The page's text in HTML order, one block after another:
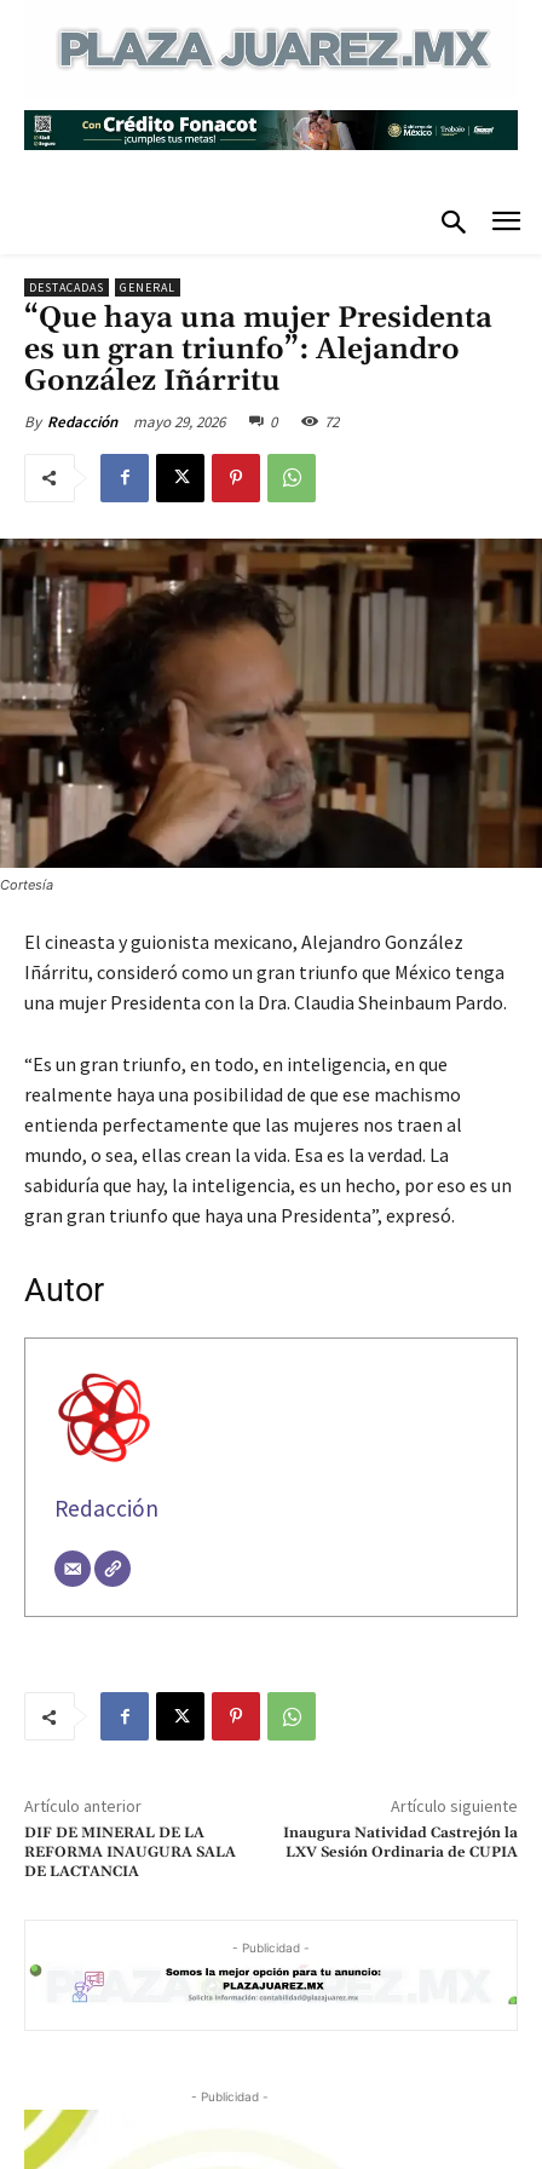
DESTACADAS GENERAL
“Que haya una mujer Presidenta
es un gran triunfo”: Alejandro
González Iñárritu
By Redacción mayo 29, 2026 0 72
Cortesía
El cineasta y guionista mexicano, Alejandro González
Iñárritu, consideró como un gran triunfo que México tenga
una mujer Presidenta con la Dra. Claudia Sheinbaum Pardo.
“Es un gran triunfo, en todo, en inteligencia, en que
realmente haya una posibilidad de que ese machismo
entienda perfectamente que las mujeres nos traen al
mundo, o sea, ellas crean la vida. Esa es la verdad. La
sabiduría que hay, la inteligencia, es un hecho, por eso es un
gran gran triunfo que haya una Presidenta”, expresó.
Autor
Redacción
Artículo anterior
DIF DE MINERAL DE LA
REFORMA INAUGURA SALA
DE LACTANCIA
Artículo siguiente
Inaugura Natividad Castrejón la
LXV Sesión Ordinaria de CUPIA
- Publicidad -
- Publicidad -